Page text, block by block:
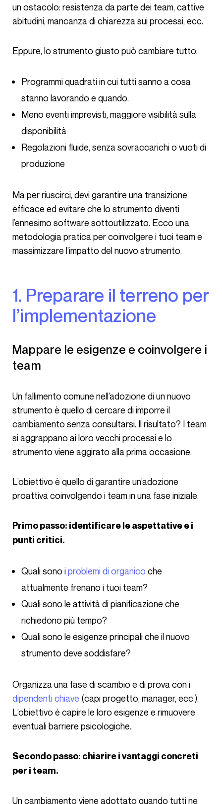
un ostacolo: resistenza da parte dei team, cattive
abitudini, mancanza di chiarezza sui processi, ecc.
Eppure, lo strumento giusto può cambiare tutto:
Programmi quadrati in cui tutti sanno a cosa
stanno lavorando e quando.
Meno eventi imprevisti, maggiore visibilità sulla
disponibilità
Regolazioni fluide, senza sovraccarichi o vuoti di
produzione
Ma per riuscirci, devi garantire una transizione
efficace ed evitare che lo strumento diventi
l’ennesimo software sottoutilizzato. Ecco una
metodologia pratica per coinvolgere i tuoi team e
massimizzare l’impatto del nuovo strumento.
1. Preparare il terreno per
l’implementazione
Mappare le esigenze e coinvolgere i
team
Un fallimento comune nell’adozione di un nuovo
strumento è quello di cercare di imporre il
cambiamento senza consultarsi. Il risultato? I team
si aggrappano ai loro vecchi processi e lo
strumento viene aggirato alla prima occasione.
L’obiettivo è quello di garantire un’adozione
proattiva coinvolgendo i team in una fase iniziale.
Primo passo: identificare le aspettative e i
punti critici.
Quali sono iproblemi di organico che
attualmente frenano i tuoi team?
Quali sono le attività di pianificazione che
richiedono più tempo?
Quali sono le esigenze principali che il nuovo
strumento deve soddisfare?
Organizza una fase di scambio e di prova con i
dipendenti chiave (capi progetto, manager, ecc.).
L’obiettivo è capire le loro esigenze e rimuovere
eventuali barriere psicologiche.
Secondo passo: chiarire i vantaggi concreti
per i team.
Un cambiamento viene adottato quando tutti ne